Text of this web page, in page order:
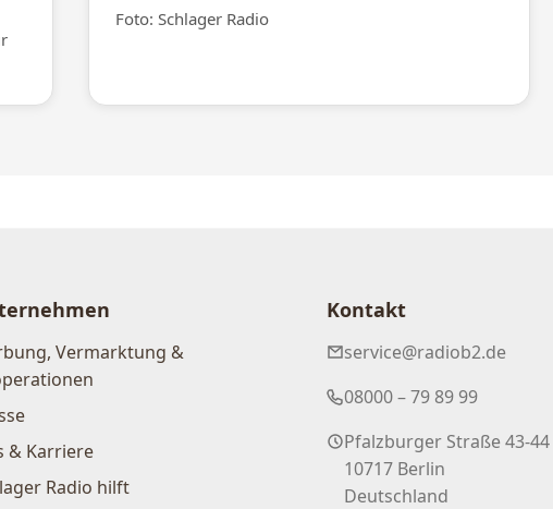
Foto: Schlager Radio
Vermarktung &
& Karriere
Radio hilft
Kontakt
service@radiob2.de
08000 – 79 89 99
Pfalzburger Straße 43-44
10717 Berlin
Deutschland